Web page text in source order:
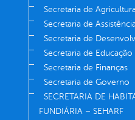
Secretaria de
Secretaria de
Secretaria de
Secretaria de Educação
Secretaria de Finanças
Secretaria de Governo
SECRETARIA DE
FUNDIÁRIA – SEHARF